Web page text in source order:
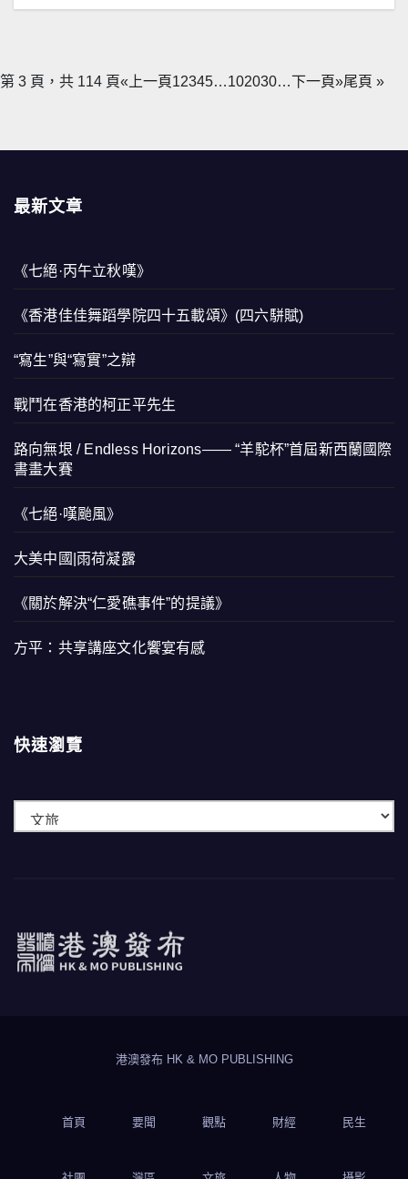
第 3 頁，共 114 頁«上一頁12345…102030…下一頁»尾頁 »
最新文章
《七絕·丙午立秋嘆》
《香港佳佳舞蹈學院四十五載頌》(四六駢賦)
“寫生”與“寫實”之辯
戰鬥在香港的柯正平先生
路向無垠 / Endless Horizons—— “羊駝杯”首屆新西蘭國際
書畫大賽
《七絕·嘆颱風》
大美中國|雨荷凝露
《關於解決“仁愛礁事件”的提議》
方平：共享講座文化饗宴有感
快速瀏覽
港澳發布 HK & MO PUBLISHING
首頁 要聞 觀點 財經 民生